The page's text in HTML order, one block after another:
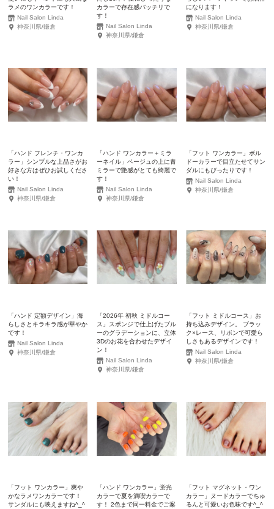
ラメのワンカラーです！
Nail Salon Linda
神奈川県/鎌倉
カラーで存在感バッチリで
す！
Nail Salon Linda
神奈川県/鎌倉
になります！
Nail Salon Linda
神奈川県/鎌倉
「ハンド フレンチ・ワンカ
ラー」シンプルな上品さがお
好きな方はぜひお試しくださ
い！
Nail Salon Linda
神奈川県/鎌倉
「ハンド ワンカラー＋ミラ
ーネイル」ベージュの上に青
ミラーで艶感がとても綺麗で
す！
Nail Salon Linda
神奈川県/鎌倉
「フット ワンカラー」ボル
ドーカラーで目立たせてサン
ダルにもぴったりです！
Nail Salon Linda
神奈川県/鎌倉
「ハンド 定額デザイン」海
らしさとキラキラ感が華やか
です！
Nail Salon Linda
神奈川県/鎌倉
「2026年 初秋 ミドルコー
ス」スポンジで仕上げたブル
ーのグラデーションに、立体
3Dのお花を合わせたデザイ
ン！
Nail Salon Linda
神奈川県/鎌倉
「フット ミドルコース」お
持ち込みデザイン。 ブラッ
ク×レース、リボンで可愛ら
しさもあるデザインです！
Nail Salon Linda
神奈川県/鎌倉
「フット ワンカラー」爽や
かなラメワンカラーです！
サンダルにも映えますね^_^
「ハンド ワンカラー」蛍光
カラーで夏を満喫カラーで
す！ 2色まで同一料金でご案
「フット マグネット・ワン
カラー」ヌードカラーでちゅ
るんと可愛いお色味です^_^